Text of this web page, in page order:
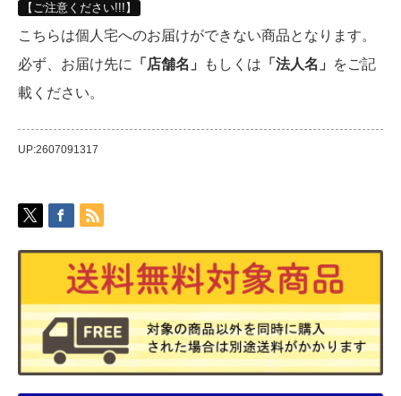
【ご注意ください!!!】
こちらは個人宅へのお届けができない商品となります。
必ず、お届け先に
「店舗名」 もしくは 「法人名」
をご記
載ください。
UP:2607091317